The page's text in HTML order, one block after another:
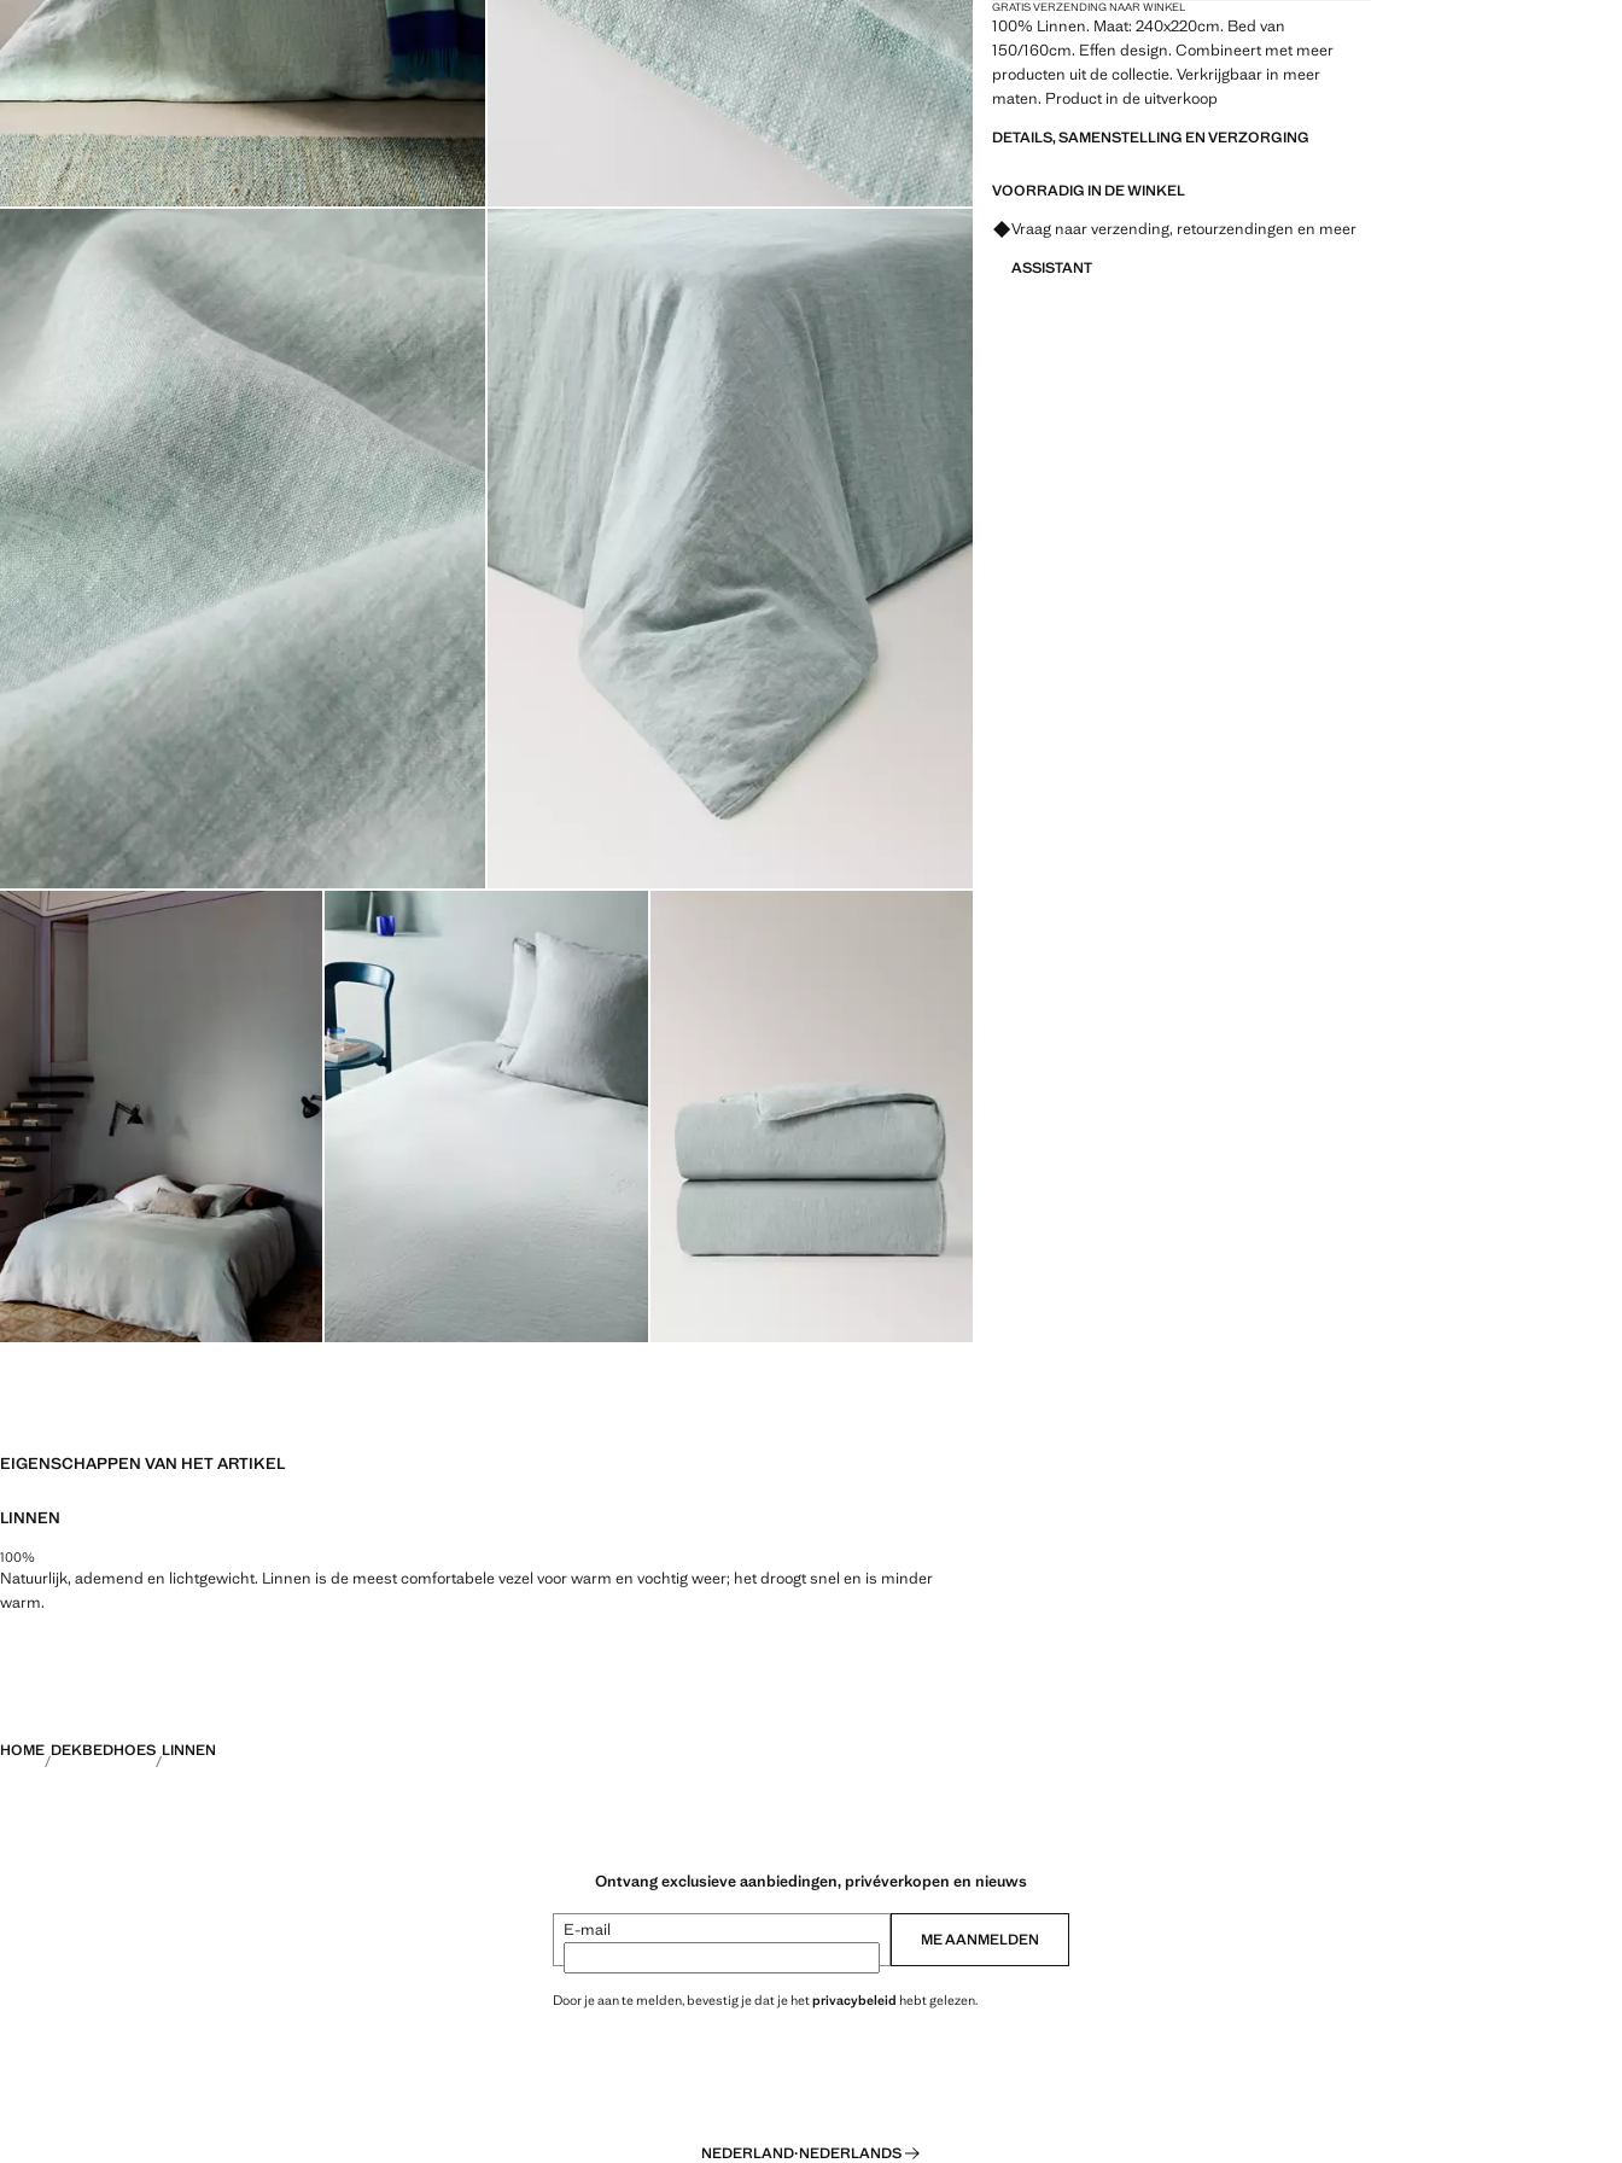
GRATIS VERZENDING NAAR WINKEL
100% Linnen. Maat: 240x220cm. Bed van
150/160cm. Effen design. Combineert met meer
producten uit de collectie. Verkrijgbaar in meer
maten. Product in de uitverkoop
DETAILS, SAMENSTELLING EN VERZORGING
VOORRADIG IN DE WINKEL
Vraag naar verzending, retourzendingen en meer
ASSISTANT
EIGENSCHAPPEN VAN HET ARTIKEL
LINNEN
100%
Natuurlijk, ademend en lichtgewicht. Linnen is de meest comfortabele vezel voor warm en vochtig weer; het droogt snel en is minder
warm.
HOME DEKBEDHOES LINNEN
Ontvang exclusieve aanbiedingen, privéverkopen en nieuws
E-mail ME AANMELDEN
Door je aan te melden, bevestig je dat je hetprivacybeleid hebt gelezen.
NEDERLAND·NEDERLANDS